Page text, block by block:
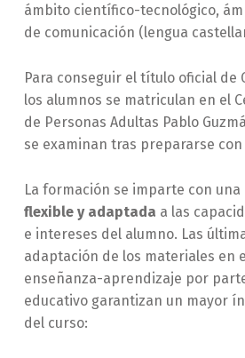
ámbito científico-tecnológico,
de comunicación (lengua
Para conseguir el título oficial de
los alumnos se matriculan en el
de Personas Adultas Pablo
se examinan tras prepararse con
La formación se imparte con una
flexible y adaptada a las
e intereses del alumno. Las
adaptación de los materiales en
enseñanza-aprendizaje por
educativo garantizan un mayor
del curso: